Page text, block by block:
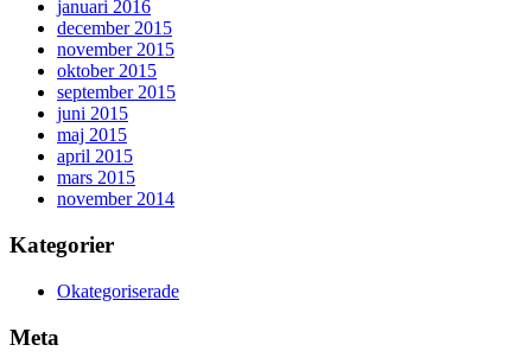
januari 2016
december 2015
november 2015
oktober 2015
september 2015
juni 2015
maj 2015
april 2015
mars 2015
november 2014
Kategorier
Okategoriserade
Meta